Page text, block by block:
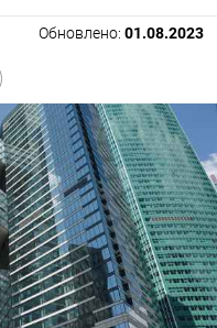
Обновлено: 01.08.2023